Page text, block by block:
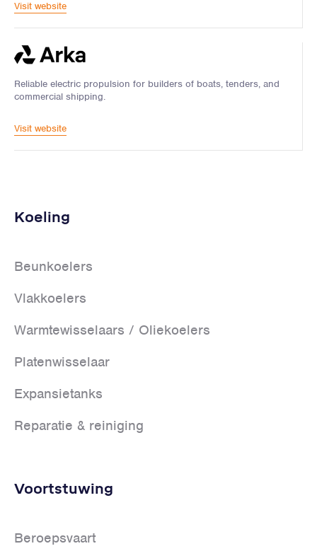
Visit website
Reliable electric propulsion for builders of boats, tenders, and
commercial shipping.
Visit website
Koeling
Beunkoelers
Vlakkoelers
Warmtewisselaars / Oliekoelers
Platenwisselaar
Expansietanks
Reparatie & reiniging
Voortstuwing
Beroepsvaart